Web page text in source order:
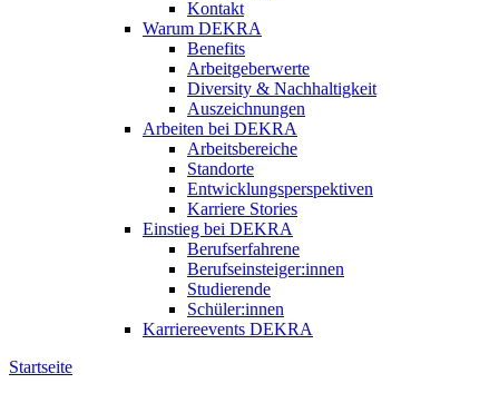
Kontakt
Warum DEKRA
Benefits
Arbeitgeberwerte
Diversity & Nachhaltigkeit
Auszeichnungen
Arbeiten bei DEKRA
Arbeitsbereiche
Standorte
Entwicklungsperspektiven
Karriere Stories
Einstieg bei DEKRA
Berufserfahrene
Berufseinsteiger:innen
Studierende
Schüler:innen
Karriereevents DEKRA
Startseite